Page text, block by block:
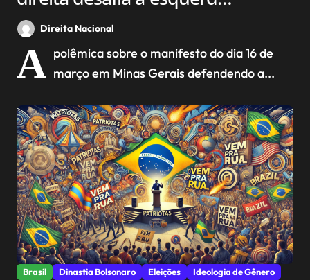
a voltar para as ruas.
Direita Nacional
A polêmica sobre o manifesto do dia 16 de
março em Minas Gerais defendendo a...
Brasil Dinastia Bolsonaro Eleições Ideologia de Gênero